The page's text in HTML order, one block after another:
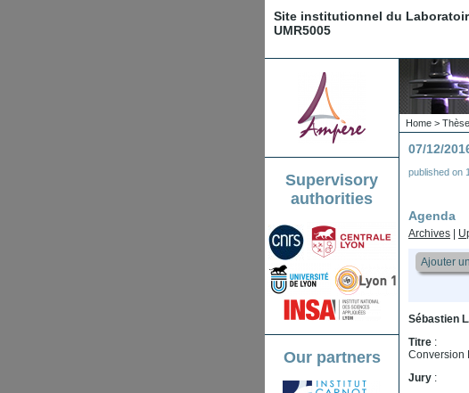
Site institutionnel du
UMR5005
Supervisory
authorities
Our partners
Home >
07/12/
published on
Agenda
Archives
Ajouter
Sébastien
Titre :
Conversion
Jury :